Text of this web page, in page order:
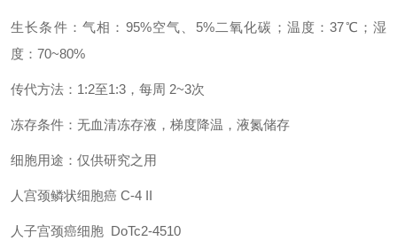
生长条件：气相：95%空气、5%二氧化碳；温度：37℃；湿
度：70~80%
传代方法：1:2至1:3，每周 2~3次
冻存条件：无血清冻存液，梯度降温，液氮储存
细胞用途：仅供研究之用
人宫颈鳞状细胞癌 C-4 II
人子宫颈癌细胞 DoTc2-4510